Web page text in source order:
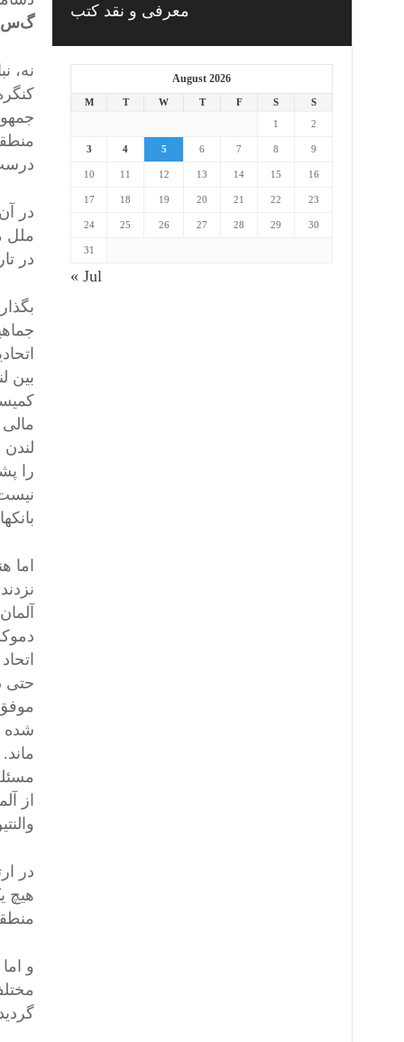
گ‌س-
نه،
درست از
در
در تاریخ ١۷ سپتامبر سال ١۹۹١ لتونی، لیتوانی و
را
اما
حتی
شده
از
در
و
معرفی و نقد کتب
August 2026
M T W T F S
S
1
2
3 4 5 6 7 8 9
10 11 12 13 14 15 16
17 18 19 20 21 22 23
24 25 26 27 28 29 30
31
« Jul